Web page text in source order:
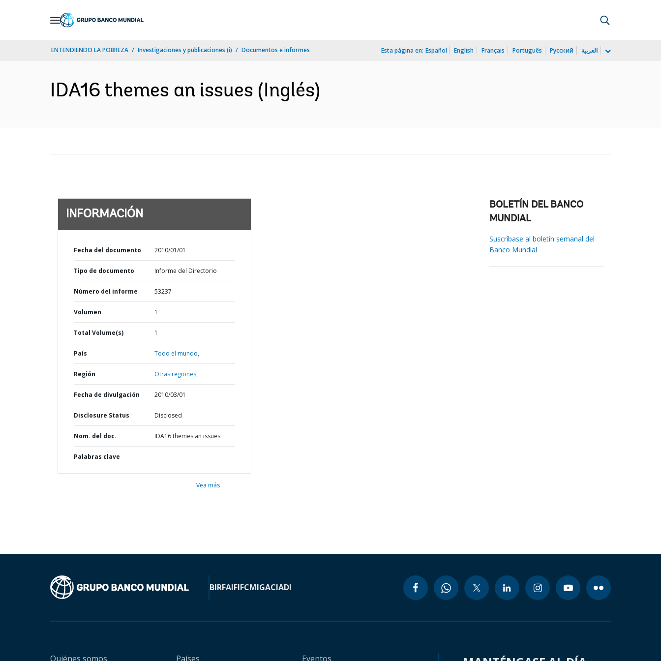
ENTENDIENDO LA POBREZA Investigaciones y publicaciones (i) Documentos e informes Esta página en: Español English Français Português Русский العربية
IDA16 themes an issues (Inglés)
INFORMACIÓN
Fecha del documento 2010/01/01
Tipo de documento Informe del Directorio
Número del informe 53237
Volumen 1
Total Volume(s) 1
País Todo el mundo,
Región Otras regiones,
Fecha de divulgación 2010/03/01
Disclosure Status Disclosed
Nom. del doc. IDA16 themes an issues
Palabras clave
Vea más
BOLETÍN DEL BANCO
MUNDIAL
Suscríbase al boletín semanal del
Banco Mundial
BIRFAIFIFCMIGACIADI
Quiénes somos Países Eventos